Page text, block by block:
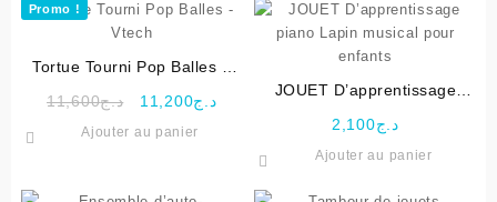
Promo !
Tortue Tourni Pop Balles –
د.ج11,600
Le
د.ج11,200
Le
Ajouter au panier
JOUET D’apprentissage
enfants
د.ج2,100
Ajouter au panier